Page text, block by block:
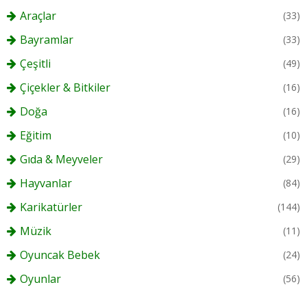
Araçlar (33)
Bayramlar (33)
Çeşitli (49)
Çiçekler & Bitkiler (16)
Doğa (16)
Eğitim (10)
Gıda & Meyveler (29)
Hayvanlar (84)
Karikatürler (144)
Müzik (11)
Oyuncak Bebek (24)
Oyunlar (56)